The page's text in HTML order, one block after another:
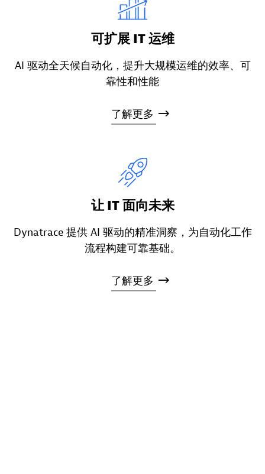
可扩展 IT 运维
AI 驱动全天候自动化，提升大规模运维的效率、可
靠性和性能
了解更多
让 IT 面向未来
Dynatrace 提供 AI 驱动的精准洞察，为自动化工作
流程构建可靠基础。
了解更多